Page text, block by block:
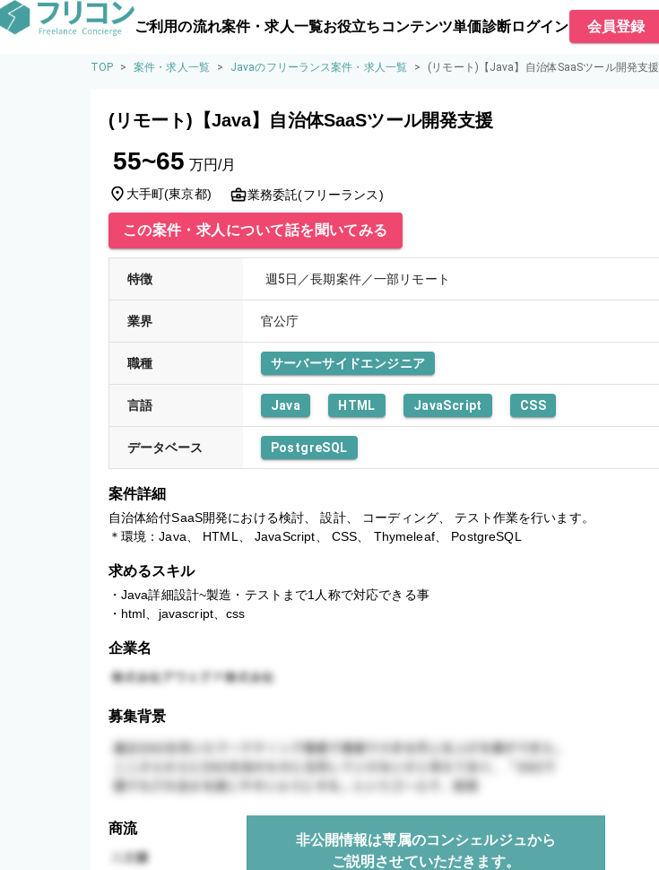
ご利用の流れ案件・求人一覧お役立ちコンテンツ単価診断ログイン 会員登録
TOP > 案件・求人一覧 > Javaのフリーランス案件・求人一覧 > (リモート)【Java】自治体SaaSツール開発支援
(リモート)【Java】自治体SaaSツール開発支援
55~65 万円/月
大手町(東京都) 業務委託(フリーランス)
この案件・求人について話を聞いてみる
特徴 週5日／長期案件／一部リモート
業界 官公庁
職種 サーバーサイドエンジニア
言語 Java HTML JavaScript CSS
データベース PostgreSQL
案件詳細
自治体給付SaaS開発における検討、 設計、 コーディング、 テスト作業を行います。
＊環境：Java、 HTML、 JavaScript、 CSS、 Thymeleaf、 PostgreSQL
求めるスキル
・Java詳細設計~製造・テストまで1人称で対応できる事
・html、javascript、css
企業名
募集背景
商流
非公開情報は専属のコンシェルジュから
ご説明させていただきます。